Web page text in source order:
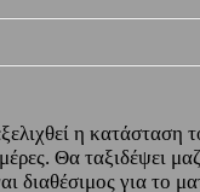
η κατάσταση
Θα ταξιδέψει
διαθέσιμος για το